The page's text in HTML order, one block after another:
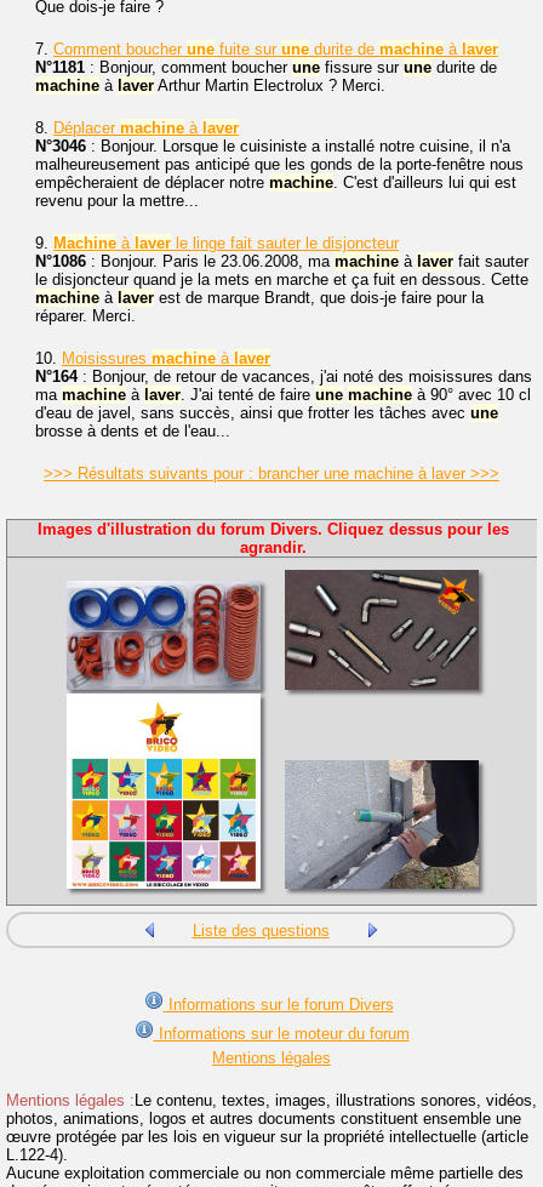
Que dois-je faire ?
7. Comment boucher une fuite sur une durite de machine à laver
N°1181 : Bonjour, comment boucher une fissure sur une durite de
machine à laver Arthur Martin Electrolux ? Merci.
8. Déplacer machine à laver
N°3046 : Bonjour. Lorsque le cuisiniste a installé notre cuisine, il n'a
malheureusement pas anticipé que les gonds de la porte-fenêtre nous
empêcheraient de déplacer notre machine. C'est d'ailleurs lui qui est
revenu pour la mettre...
9. Machine à laver le linge fait sauter le disjoncteur
N°1086 : Bonjour. Paris le 23.06.2008, ma machine à laver fait sauter
le disjoncteur quand je la mets en marche et ça fuit en dessous. Cette
machine à laver est de marque Brandt, que dois-je faire pour la
réparer. Merci.
10. Moisissures machine à laver
N°164: Bonjour, de retour de vacances, j'ai noté des moisissures dans
ma machine à laver. J'ai tenté de faire une machine à 90° avec 10 cl
d'eau de javel, sans succès, ainsi que frotter les tâches avec une
brosse à dents et de l'eau...
>>> Résultats suivants pour : brancher une machine à laver >>>
Images d'illustration du forum Divers. Cliquez dessus pour les
agrandir.
Liste des questions
Informations sur le forum Divers
Informations sur le moteur du forum
Mentions légales
Mentions légales : Le contenu, textes, images, illustrations sonores, vidéos,
photos, animations, logos et autres documents constituent ensemble une
œuvre protégée par les lois en vigueur sur la propriété intellectuelle (article
L.122-4).
Aucune exploitation commerciale ou non commerciale même partielle des